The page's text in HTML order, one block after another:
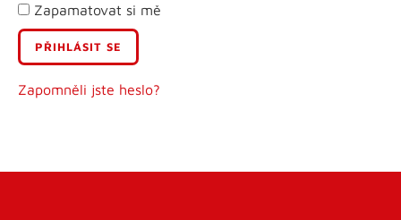
Zapamatovat si mě
Zapomněli jste heslo?
E-mail
Uživatelské jméno